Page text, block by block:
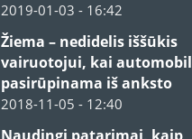
2019-01-03 - 16:42
Žiema – nedidelis iššūkis
vairuotojui, kai
pasirūpinama iš anksto
2018-11-05 - 12:40